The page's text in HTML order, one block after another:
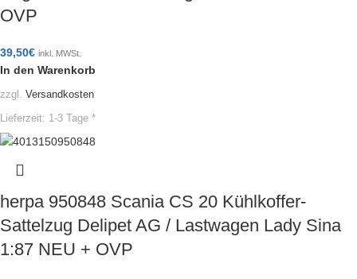
OVP
39,50€ inkl. MWSt.
In den Warenkorb
zzgl. Versandkosten
Lieferzeit: 1-3 Tage *
herpa 950848 Scania CS 20 Kühlkoffer-
Sattelzug Delipet AG / Lastwagen Lady Sina
1:87 NEU + OVP